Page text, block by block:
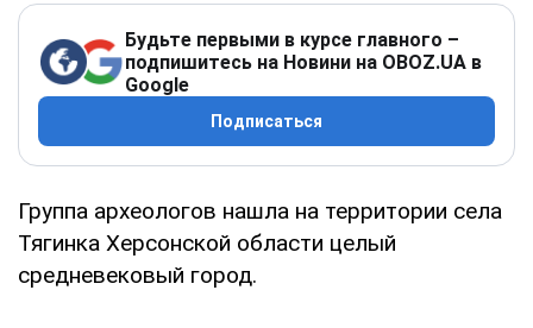
Будьте первыми в курсе главного –
подпишитесь на Новини на OBOZ.UA в
Google
Подписаться
Группа археологов нашла на территории села
Тягинка Херсонской области целый
средневековый город.